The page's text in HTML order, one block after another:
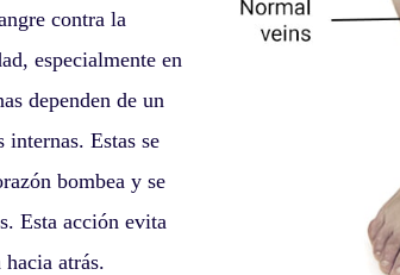
contra la
especialmente en
dependen de un
internas. Estas se
bombea y se
Esta acción evita
atrás.